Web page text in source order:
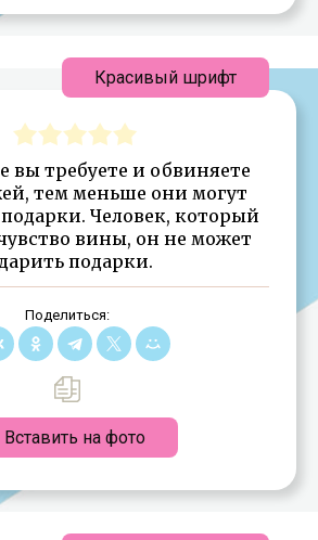
вы требуете и обвиняете
тем меньше они могут
Человек, который
вины, он не может
дарить подарки.
Поделиться:
Вставить на фото
Красивый шрифт